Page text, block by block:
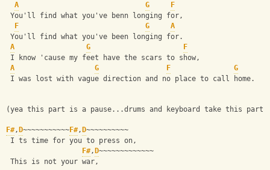
A
G
F
You'll find what you've benn longing for,
F
G
A
You'll find what you've been longing for.
A
G
F
I know 'cause my feet have the scars to show,
A
G F
G
I was lost with vague direction and no place to call home.
(yea this part is a pause...drums and keyboard take this part)
F#, D~~~~~~~~~~~F#, D~~~~~~~~~~
I ts time for you to press on,
F#, D~~~~~~~~~~~~~
This is not your war,